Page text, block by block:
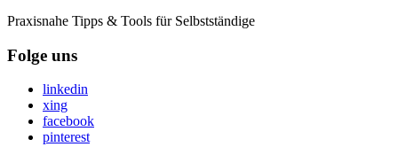
Praxisnahe Tipps & Tools für Selbstständige
Folge uns
linkedin
xing
facebook
pinterest